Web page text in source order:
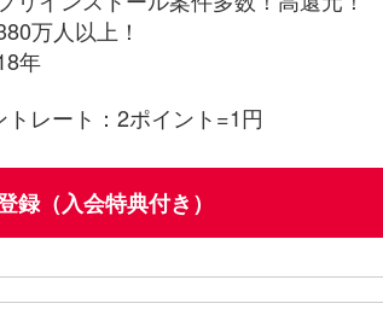
万人以上！
年
トレート：2ポイント=1円
録（入会特典付き）